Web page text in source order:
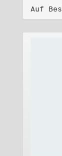
Auf